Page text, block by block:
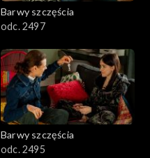
Barwy szczęścia
odc. 2497
Barwy szczęścia
odc. 2495